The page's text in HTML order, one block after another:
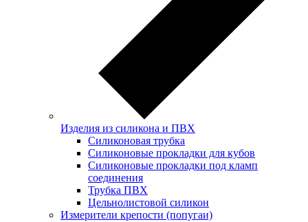
Изделия из силикона и ПВХ
Силиконовая трубка
Силиконовые прокладки для кубов
Силиконовые прокладки под кламп
соединения
Трубка ПВХ
Цельнолистовой силикон
Измерители крепости (попугаи)